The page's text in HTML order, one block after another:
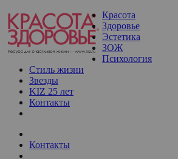
Красота
Здоровье
Эстетика
ЗОЖ
Психология
Стиль жизни
Звезды
KIZ 25 лет
Контакты
Контакты